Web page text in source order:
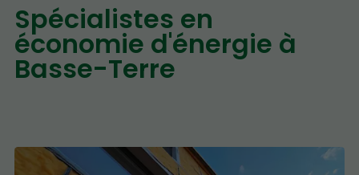
Spécialistes en
économie d'énergie à
Basse-Terre